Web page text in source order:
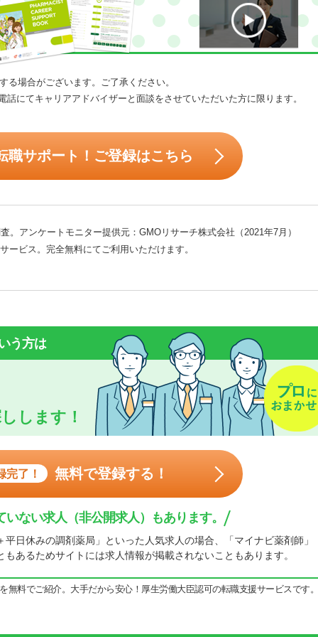
場合がございます。ご了承ください。
にてキャリアアドバイザーと面談をさせていただいた方に限ります。
職サポート！ご登録はこちら
アンケートモニター提供元：GMOリサーチ株式会社（2021年7月）
ービス。完全無料にてご利用いただけます。
う方は
します！
完了！ 無料で登録する！
ない求人（非公開求人）もあります。
日休みの調剤薬局」といった人気求人の場合、「マイナビ薬剤師」
あるためサイトには求人情報が掲載されないこともあります。
無料でご紹介。大手だから安心！厚生労働大臣認可の転職支援サービスです。